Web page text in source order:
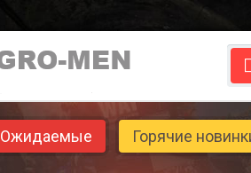
Ожидаемые Горячие